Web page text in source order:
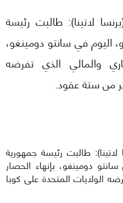
آذار/مارس (برنسا لاتينا): طالبت رئيسة
اليوم في سانتو دومينغو،
والمالي الذي تفرضه
من ستة عقود.
(برنسا لاتينا): طالبت رئيسة جمهورية
دومينغو، بإنهاء الحصار
الولايات المتحدة على كوبا